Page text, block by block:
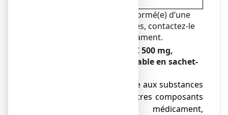
Si votre médecin vous a informé(e) d’une
intolérance à certains sucres, contactez-le
avant de prendre ce médicament.
Ne prenez jamais ASPEGIC 500 mg,
poudre pour solution buvable en sachet-
● Si vous êtes allergique aux substances
actives ou à l’un des autres composants
contenus dans ce médicament,